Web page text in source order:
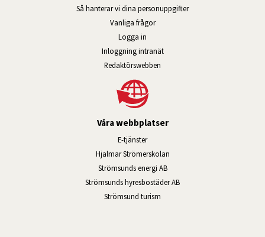
Så hanterar vi dina personuppgifter
Vanliga frågor
Logga in
Inloggning intranätÖppnas i nytt fönster.
Redaktörswebben
Våra webbplatser
E-tjänsterLänk till annan webbplats, öppnas i
Hjalmar StrömerskolanLänk till annan webbplats,
Strömsunds energi ABLänk till annan webbplats,
Strömsunds hyresbostäder ABLänk till annan
Strömsund turism